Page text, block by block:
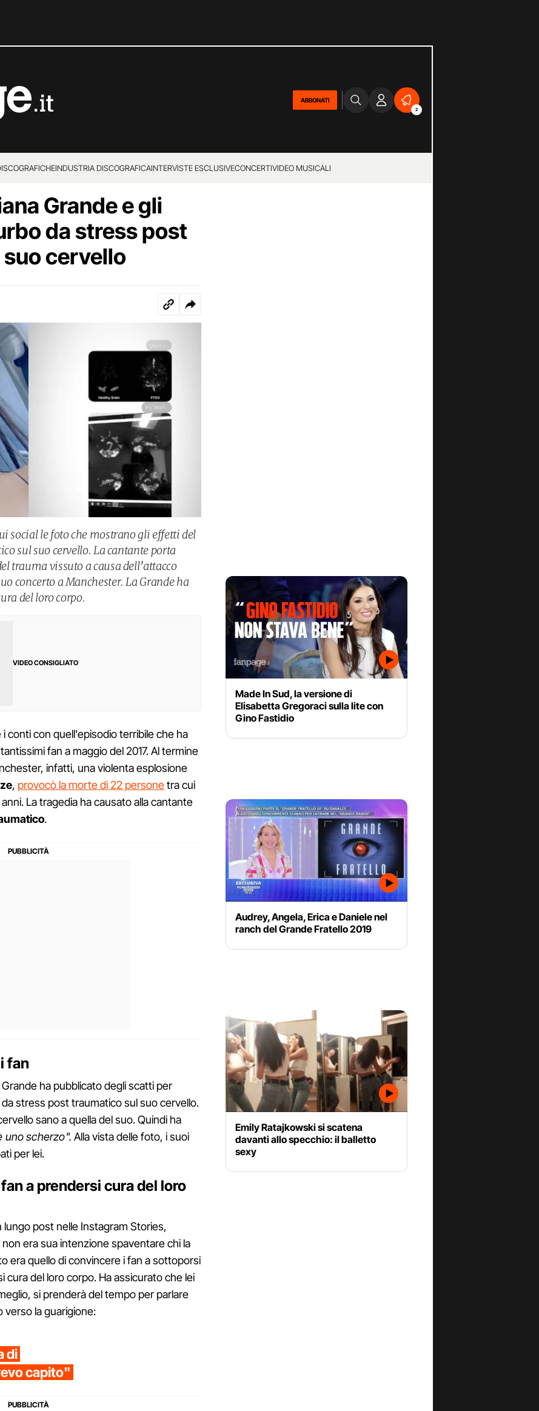
ABBONATI
2
INDUSTRIA DISCOGRAFICAINTERVISTE ESCLUSIVECONCERTIVIDEO MUSICALI
Grande e gli
da stress post
cervello
social le foto che mostrano gli effetti del
sul suo cervello. La cantante porta
trauma vissuto a causa dell’attacco
concerto a Manchester. La Grande ha
del loro corpo.
VIDEO CONSIGLIATO
conti con quell'episodio terribile che ha
fan a maggio del 2017. Al termine
infatti, una violenta esplosione
, provocò la morte di 22 personetra cui
La tragedia ha causato alla cantante
.
fan
ha pubblicato degli scatti per
stress post traumatico sul suo cervello.
sano a quella del suo. Quindi ha
uno scherzo". Alla vista delle foto, i suoi
per lei.
a prendersi cura del loro
post nelle Instagram Stories,
era sua intenzione spaventare chi la
era quello di convincere i fan a sottoporsi
cura del loro corpo. Ha assicurato che lei
si prenderà del tempo per parlare
verso la guarigione:
di
capito"
Made In Sud, la versione di
Elisabetta Gregoraci sulla lite con
Gino Fastidio
Audrey, Angela, Erica e Daniele nel
ranch del Grande Fratello 2019
Emily Ratajkowski si scatena
davanti allo specchio: il balletto
sexy